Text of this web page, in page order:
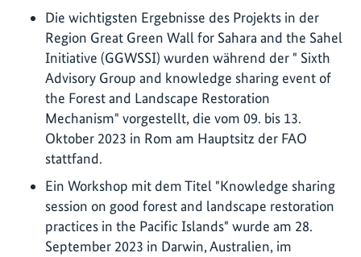
Die wichtigsten Ergebnisse des Projekts in der
Region Great Green Wall for Sahara and the Sahel
Initiative (GGWSSI) wurden während der " Sixth
Advisory Group and knowledge sharing event of
the Forest and Landscape Restoration
Mechanism" vorgestellt, die vom 09. bis 13.
Oktober 2023 in Rom am Hauptsitz der FAO
stattfand.
Ein Workshop mit dem Titel "Knowledge sharing
session on good forest and landscape restoration
practices in the Pacific Islands" wurde am 28.
September 2023 in Darwin, Australien, im